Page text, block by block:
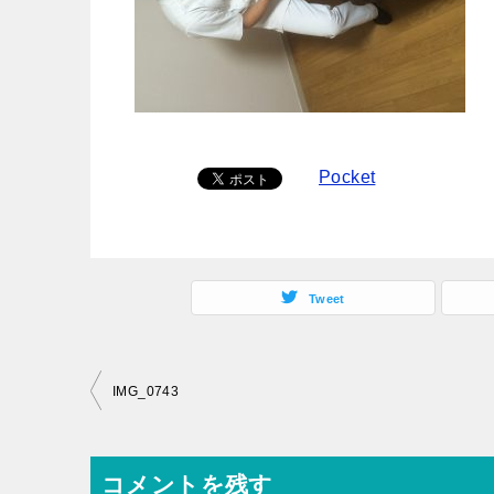
Pocket
Tweet
投
ナ
IMG_0743
コメントを残す